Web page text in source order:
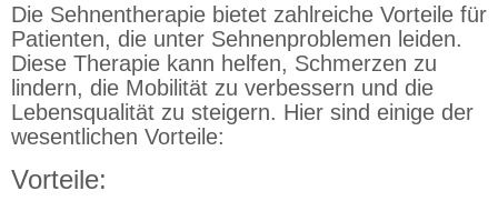
Die Sehnentherapie bietet zahlreiche Vorteile für
Patienten, die unter Sehnenproblemen leiden.
Diese Therapie kann helfen, Schmerzen zu
lindern, die Mobilität zu verbessern und die
Lebensqualität zu steigern. Hier sind einige der
wesentlichen Vorteile:
Vorteile: